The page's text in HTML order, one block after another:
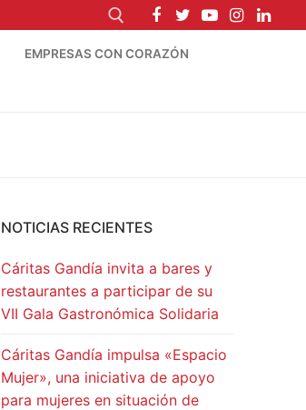
EMPRESAS CON CORAZÓN
NOTICIAS RECIENTES
Cáritas Gandía invita a bares y
restaurantes a participar de su
VII Gala Gastronómica Solidaria
Cáritas Gandía impulsa «Espacio
Mujer», una iniciativa de apoyo
para mujeres en situación de